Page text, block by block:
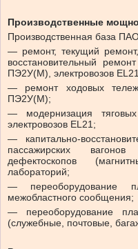
Производственные
Производственная база
— ремонт, текущий
восстановительный
ПЭ2У(М), электровозов
— ремонт ходовых
ПЭ2У(М);
— модернизация
электровозов ЕL21;
— капитально-
пассажирских
дефектоскопов
лабораторий;
— переоборудование
межобластного сообщения;
— переоборудование
(служебные, почтовые,